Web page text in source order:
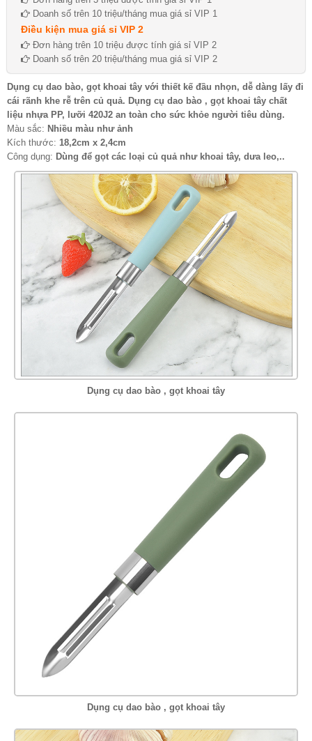
Doanh số trên 10 triệu/tháng mua giá sỉ VIP 1
Điều kiện mua giá sỉ VIP 2
Đơn hàng trên 10 triệu được tính giá sỉ VIP 2
Doanh số trên 20 triệu/tháng mua giá sỉ VIP 2
Dụng cụ dao bào, gọt khoai tây với thiết kế đầu nhọn, dễ dàng lấy đi
cái rãnh khe rễ trên củ quả. Dụng cụ dao bào , gọt khoai tây chất
liệu nhựa PP, lưỡi 420J2 an toàn cho sức khỏe người tiêu dùng.
Màu sắc: Nhiều màu như ảnh
Kích thước: 18,2cm x 2,4cm
Công dụng: Dùng để gọt các loại củ quả như khoai tây, dưa leo,..
Dụng cụ dao bào , gọt khoai tây
Dụng cụ dao bào , gọt khoai tây